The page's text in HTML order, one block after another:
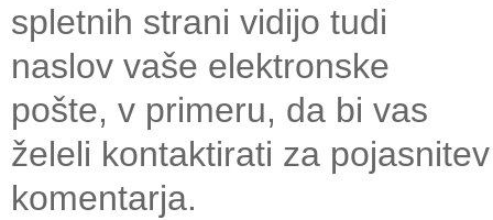
spletnih strani vidijo tudi
naslov vaše elektronske
pošte, v primeru, da bi vas
želeli kontaktirati za pojasnitev
komentarja.